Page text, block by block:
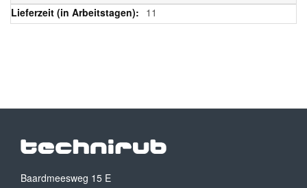
11
Baardmeesweg 15 E